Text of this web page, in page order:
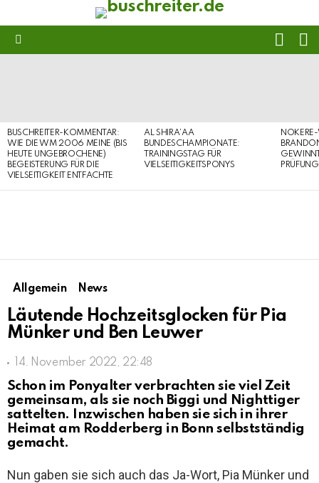
BUSCHREITER-KOMMENTAR:
WIE DIE WM 2006 MEINE (BIS
HEUTE UNGEBROCHENE)
BEGEISTERUNG FÜR DIE
VIELSEITIGKEIT ENTFACHTE
AL SHIRA’AA
BUNDESCHAMPIONATE:
TRAININGSTAG FÜR
VIELSEITIGKEITSPONYS
PRÜFUNG
Allgemein News
Läutende Hochzeitsglocken für Pia
Münker und Ben Leuwer
14. November 2022, 22:48
Schon im Ponyalter verbrachten sie viel Zeit
gemeinsam, als sie noch Biggi und Nighttiger
sattelten. Inzwischen haben sie sich in ihrer
Heimat am Rodderberg in Bonn selbstständig
gemacht.
Nun gaben sie sich auch das Ja-Wort, Pia Münker und